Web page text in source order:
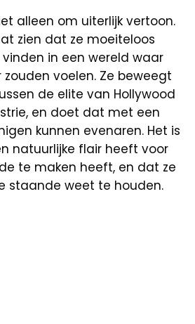
alleen om uiterlijk vertoon.
zien dat ze moeiteloos
in een wereld waar
zouden voelen. Ze beweegt
de elite van Hollywood
en doet dat met een
kunnen evenaren. Het is
natuurlijke flair heeft voor
te maken heeft, en dat ze
staande weet te houden.